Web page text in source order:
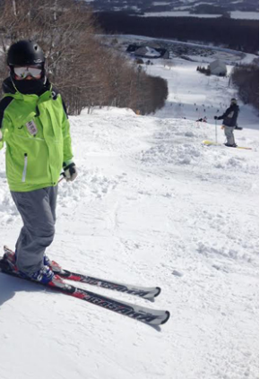
ら選ぶ Lesson Theme
Instructor